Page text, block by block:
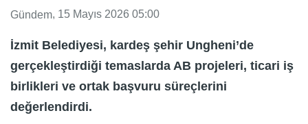
Gündem, 15 Mayıs 2026 05:00
İzmit Belediyesi, kardeş şehir Ungheni’de
gerçekleştirdiği temaslarda AB projeleri, ticari iş
birlikleri ve ortak başvuru süreçlerini
değerlendirdi.